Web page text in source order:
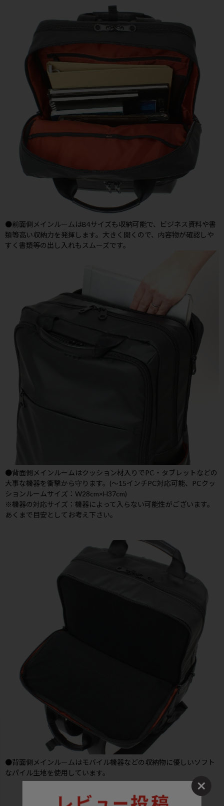
●前面側メインルームはB4サイズも収納可能で、ビジネス資料や書
類等高い収納力を発揮します。大きく開くので、内容物が確認しや
すく書類等の出し入れもスムーズです。
●背面側メインルームはクッション材入りでPC・タブレットなどの
大事な機器を衝撃から守ります。(～15インチPC対応可能、PCクッ
ションルームサイズ：W28cm×H37cm)
※機器の対応サイズ：機器によって入らない可能性がございます。
あくまで目安としてお考え下さい。
●背面側メインルームはモバイル機器などの収納物に優しいソフト
なパイル生地を使用しています。